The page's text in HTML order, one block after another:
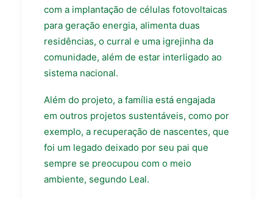
com a implantação de células fotovoltaicas
para geração energia, alimenta duas
residências, o curral e uma igrejinha da
comunidade, além de estar interligado ao
sistema nacional.
Além do projeto, a família está engajada
em outros projetos sustentáveis, como por
exemplo, a recuperação de nascentes, que
foi um legado deixado por seu pai que
sempre se preocupou com o meio
ambiente, segundo Leal.